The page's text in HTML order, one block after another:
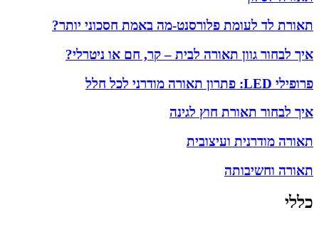
תאורת לד לעומת פלורסנט-מה באמת חסכוני יותר?
איך לבחור גוון תאורה לבית – קר, חם או ניטרלי?
פרופילי LED: פתרון תאורה מודרני לכל חלל
איך לבחור תאורת חוץ לגינה
תאורה מודרנית ועיצובית
תאורה וחשיבותה
כללי